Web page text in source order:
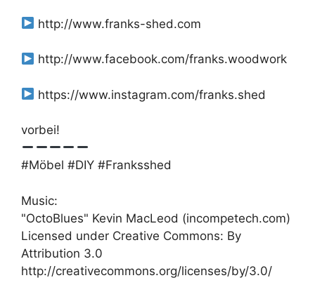
http://www.franks-shed.com
http://www.facebook.com/franks.woodwork
https://www.instagram.com/franks.shed
vorbei!
#Möbel #DIY #Franksshed
Music:
"OctoBlues" Kevin MacLeod (incompetech.com)
Licensed under Creative Commons: By
Attribution 3.0
http://creativecommons.org/licenses/by/3.0/